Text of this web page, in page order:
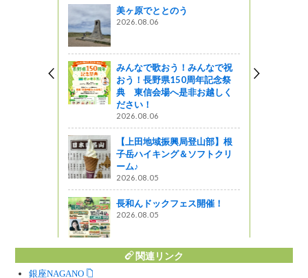
美ヶ原でととのう
2026.08.06
みんなで歌おう！みんなで祝
おう！長野県150周年記念祭
典 東信会場へ是非お越しく
ださい！
2026.08.06
【上田地域振興局登山部】根
子岳ハイキング＆ソフトクリ
ーム♪
2026.08.05
長和んドックフェス開催！
2026.08.05
関連リンク
銀座NAGANO